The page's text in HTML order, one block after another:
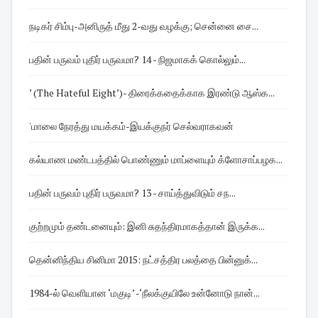
நடிகர் சிம்பு-அனிருத் மீது 2-வது வழக்கு; சென்னை சை...
பதின் பருவம் புதிர் பருவமா? 14 - நிஜமாகக் கொல்லும்...
’ (The Hateful Eight’)- திரைக்கதைக்காக இரண்டு ஆஸ்க...
'மாலை நேரத்து மயக்கம்-இயக்குநர் செல்வராகவன்
கல்யாண மண்டபத்தில் பொண்ணும் மாப்ளையும் க்ளோசாப்பழக...
பதின் பருவம் புதிர் பருவமா? 13 - சாய்த்துவிடும் சந...
குற்றமும் தண்டனையும்: இனி சுதந்திரமாகத்தான் இருக்க...
தென்னிந்திய சினிமா 2015: நட்சத்திர பலத்தை பின்னுக்...
1984-ல் வெளியான ‘மகுடி’ -‘நீலக்குயிலே உன்னோடு நான்...